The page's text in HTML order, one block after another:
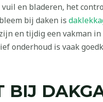
en bladeren, het
bij daken is
en tijdig een vakman
onderhoud is vaak
BIJ